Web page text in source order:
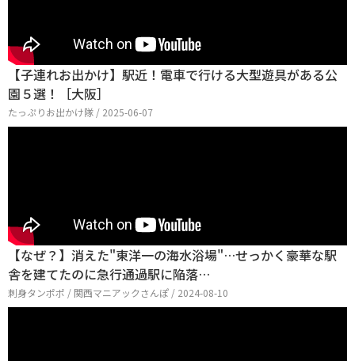
【子連れお出かけ】駅近！電車で行ける大型遊具がある公
園５選！［大阪］
たっぷりお出かけ隊 / 2025-06-07
【なぜ？】消えた"東洋一の海水浴場"…せっかく豪華な駅
舎を建てたのに急行通過駅に陥落…
刺身タンポポ / 関西マニアックさんぽ / 2024-08-10